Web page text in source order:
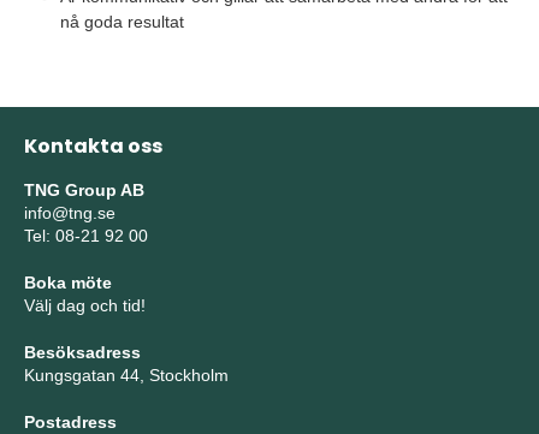
nå goda resultat
Kontakta oss
TNG Group AB
info@tng.se
Tel: 08-21 92 00
Boka möte
Välj dag och tid!
Besöksadress
Kungsgatan 44, Stockholm
Postadress